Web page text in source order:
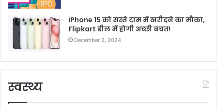
iPhone 15 को सस्ते दाम में खरीदने का मौका,
Flipkart डील में होगी अच्छी बचत!
December 2, 2024
स्वस्थ्य